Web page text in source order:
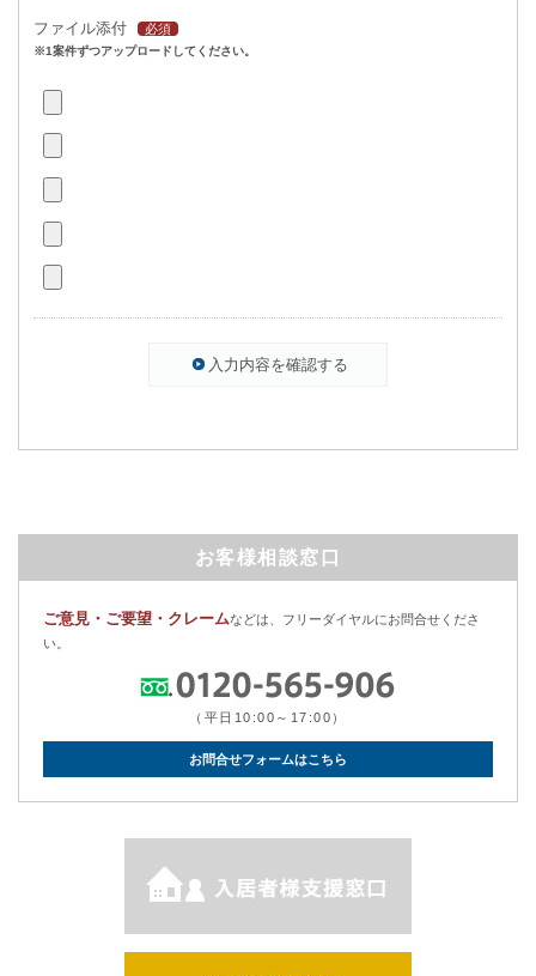
ファイル添付 必須
※1案件ずつアップロードしてください。
お客様相談窓口
ご意見・ご要望・クレームなどは、フリーダイヤルにお問合せくださ
い。
（平日10:00～17:00）
お問合せフォームはこちら